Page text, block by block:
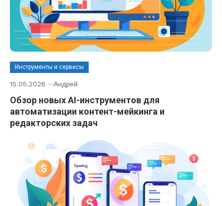
Инструменты и сервисы
15.05.2026 Андрей
Обзор новых AI-инструментов для
автоматизации контент-мейкинга и
редакторских задач